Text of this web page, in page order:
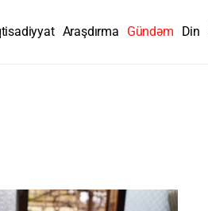
Araşdırma Gündəm Din